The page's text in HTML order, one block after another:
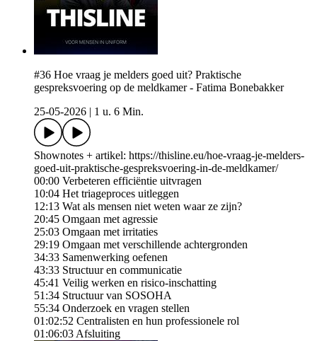
#36 Hoe vraag je melders goed uit? Praktische
gespreksvoering op de meldkamer - Fatima Bonebakker
25-05-2026
1 u. 6 Min.
Shownotes + artikel: https://thisline.eu/hoe-vraag-je-melders-
goed-uit-praktische-gespreksvoering-in-de-meldkamer/
00:00 Verbeteren efficiëntie uitvragen
10:04 Het triageproces uitleggen
12:13 Wat als mensen niet weten waar ze zijn?
20:45 Omgaan met agressie
25:03 Omgaan met irritaties
29:19 Omgaan met verschillende achtergronden
34:33 Samenwerking oefenen
43:33 Structuur en communicatie
45:41 Veilig werken en risico-inschatting
51:34 Structuur van SOSOHA
55:34 Onderzoek en vragen stellen
01:02:52 Centralisten en hun professionele rol
01:06:03 Afsluiting